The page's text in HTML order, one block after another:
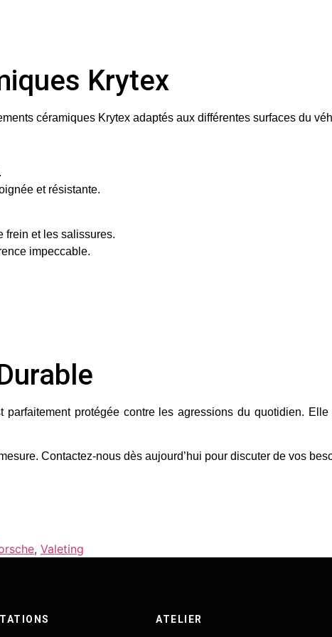
Krytex
céramiques Krytex adaptés aux différentes surfaces du
et résistante.
frein et les salissures.
impeccable.
protégée contre les agressions du quotidien.
Contactez-nous dès aujourd’hui pour discuter de vos
, Valeting
ATELIER